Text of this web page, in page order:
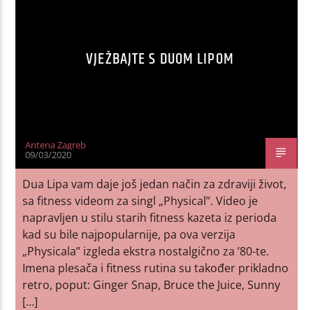
VJEŽBAJTE S DUOM LIPOM
Antena Zagreb
09/03/2020
Dua Lipa vam daje još jedan način za zdraviji život,
sa fitness videom za singl „Physical”. Video je
napravljen u stilu starih fitness kazeta iz perioda
kad su bile najpopularnije, pa ova verzija
„Physicala” izgleda ekstra nostalgično za ’80-te.
Imena plesača i fitness rutina su također prikladno
retro, poput: Ginger Snap, Bruce the Juice, Sunny
[…]